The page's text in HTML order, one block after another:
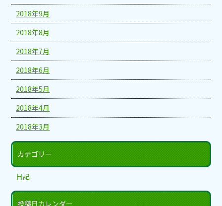
2018年9月
2018年8月
2018年7月
2018年6月
2018年5月
2018年4月
2018年3月
カテゴリー
日記
投稿日カレンダー